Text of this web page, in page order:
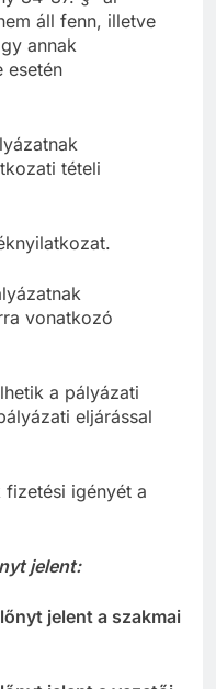
áll fenn, illetve
annak
esetén
tételi
vonatkozó
a pályázati
eljárással
igényét a
jelent:
jelent a szakmai